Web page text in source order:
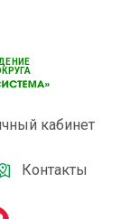
кабинет
Контакты